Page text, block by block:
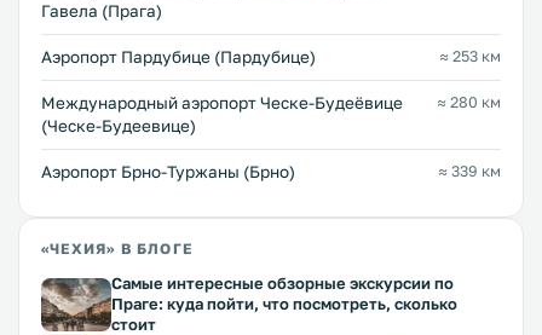
Гавела (Прага)
Аэропорт Пардубице (Пардубице) ≈ 253 км
Международный аэропорт Ческе-Будеёвице
(Ческе-Будеевице)
≈ 280 км
Аэропорт Брно-Туржаны (Брно) ≈ 339 км
«ЧЕХИЯ» В БЛОГЕ
Самые интересные обзорные экскурсии по
Праге: куда пойти, что посмотреть, сколько
стоит